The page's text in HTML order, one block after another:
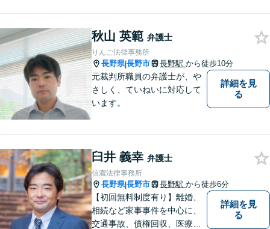
方は是非ご相談ください。迅
速に対応いたします。
秋山 英範 弁護士
りんご法律事務所
長野県|長野市 長野駅 から徒歩10分
元裁判所職員の弁護士が、や
さしく、ていねいに対応して
います。
詳細を見
る
臼井 義幸 弁護士
信濃法律事務所
長野県|長野市 長野駅 から徒歩6分
【初回無料制度有り】離婚、
相続など家事事件を中心に、
交通事故、債権回収、医療過
詳細を見
る